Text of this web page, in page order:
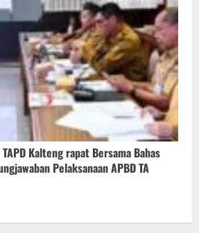
Kalteng rapat Bersama Bahas
Pelaksanaan APBD TA